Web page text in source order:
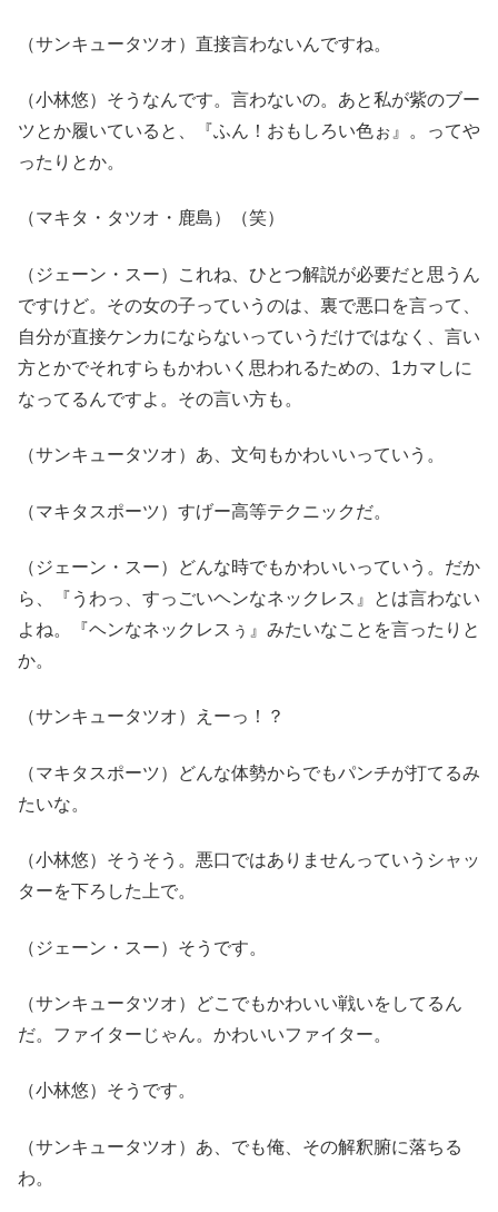
（サンキュータツオ）直接言わないんですね。
（小林悠）そうなんです。言わないの。あと私が紫のブー
ツとか履いていると、『ふん！おもしろい色ぉ』。ってや
ったりとか。
（マキタ・タツオ・鹿島）（笑）
（ジェーン・スー）これね、ひとつ解説が必要だと思うん
ですけど。その女の子っていうのは、裏で悪口を言って、
自分が直接ケンカにならないっていうだけではなく、言い
方とかでそれすらもかわいく思われるための、1カマしに
なってるんですよ。その言い方も。
（サンキュータツオ）あ、文句もかわいいっていう。
（マキタスポーツ）すげー高等テクニックだ。
（ジェーン・スー）どんな時でもかわいいっていう。だか
ら、『うわっ、すっごいヘンなネックレス』とは言わない
よね。『ヘンなネックレスぅ』みたいなことを言ったりと
か。
（サンキュータツオ）えーっ！？
（マキタスポーツ）どんな体勢からでもパンチが打てるみ
たいな。
（小林悠）そうそう。悪口ではありませんっていうシャッ
ターを下ろした上で。
（ジェーン・スー）そうです。
（サンキュータツオ）どこでもかわいい戦いをしてるん
だ。ファイターじゃん。かわいいファイター。
（小林悠）そうです。
（サンキュータツオ）あ、でも俺、その解釈腑に落ちる
わ。